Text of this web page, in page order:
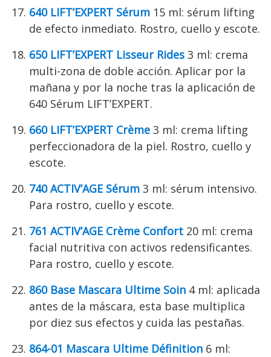
640 LIFT’EXPERT Sérum 15 ml: sérum lifting
de efecto inmediato. Rostro, cuello y escote.
650 LIFT’EXPERT Lisseur Rides 3 ml: crema
multi-zona de doble acción. Aplicar por la
mañana y por la noche tras la aplicación de
640 Sérum LIFT’EXPERT.
660 LIFT’EXPERT Crème 3 ml: crema lifting
perfeccionadora de la piel. Rostro, cuello y
escote.
740 ACTIV’AGE Sérum 3 ml: sérum intensivo.
Para rostro, cuello y escote.
761 ACTIV’AGE Crème Confort 20 ml: crema
facial nutritiva con activos redensificantes.
Para rostro, cuello y escote.
860 Base Mascara Ultime Soin 4 ml: aplicada
antes de la máscara, esta base multiplica
por diez sus efectos y cuida las pestañas.
864-01 Mascara Ultime Définition 6 ml: